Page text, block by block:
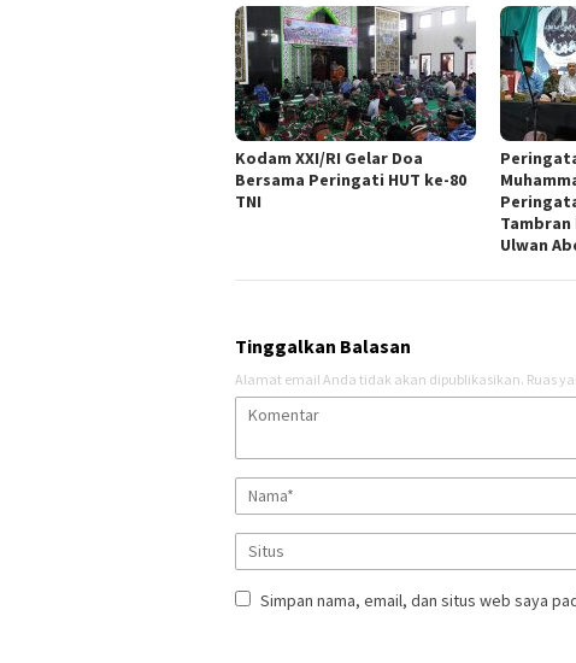
Kodam XXI/RI Gelar Doa
Bersama Peringati HUT ke-80
TNI
Tambran
Ulwan
Tinggalkan Balasan
Alamat email Anda tidak akan dipublikasikan. Ruas
Simpan nama, email, dan situs web saya